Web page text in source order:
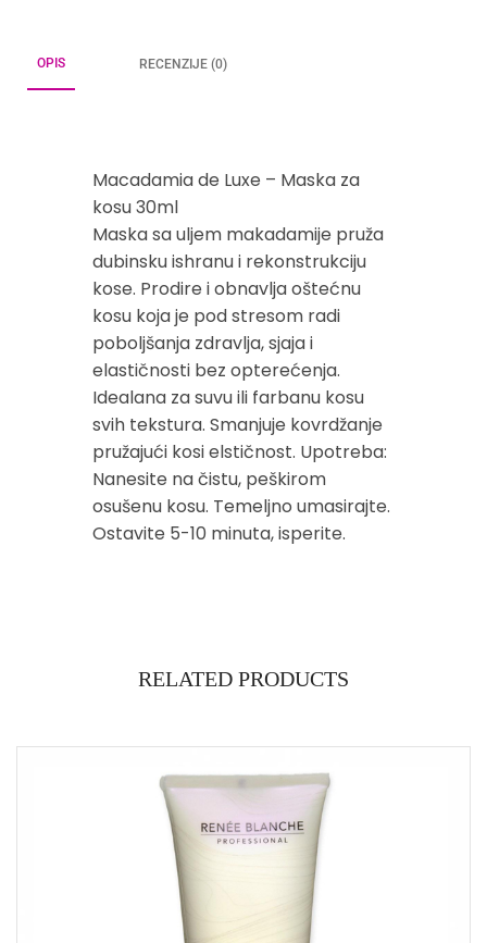
OPIS RECENZIJE (0)
Macadamia de Luxe – Maska za
kosu 30ml
Maska sa uljem makadamije pruža
dubinsku ishranu i rekonstrukciju
kose. Prodire i obnavlja oštećnu
kosu koja je pod stresom radi
poboljšanja zdravlja, sjaja i
elastičnosti bez opterećenja.
Idealana za suvu ili farbanu kosu
svih tekstura. Smanjuje kovrdžanje
pružajući kosi elstičnost. Upotreba:
Nanesite na čistu, peškirom
osušenu kosu. Temeljno umasirajte.
Ostavite 5-10 minuta, isperite.
RELATED PRODUCTS